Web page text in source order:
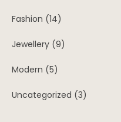
Fashion (14)
Jewellery (9)
Modern (5)
Uncategorized (3)